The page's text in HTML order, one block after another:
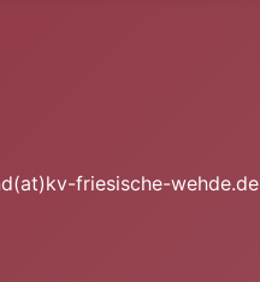
friesische-wehde.de